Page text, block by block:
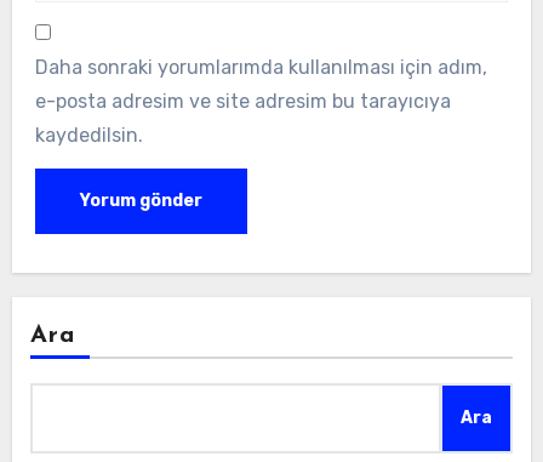
Daha sonraki yorumlarımda kullanılması için adım,
e-posta adresim ve site adresim bu tarayıcıya
kaydedilsin.
Ara
Ara